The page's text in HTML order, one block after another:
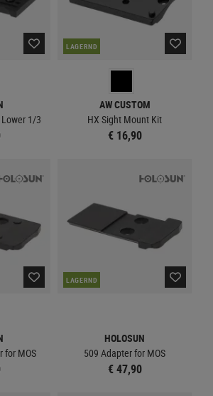
1/3
LAGERND
AW CUSTOM
HX Sight Mount Kit
€ 16,90
for MOS
LAGERND
HOLOSUN
509 Adapter for MOS
€ 47,90